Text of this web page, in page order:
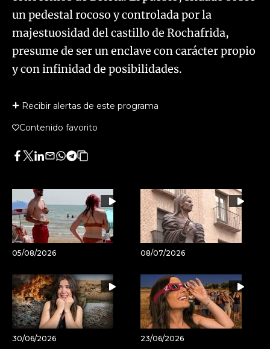
un pedestal rocoso y controlada por la
majestuosidad del castillo de Rochafrida,
presume de ser un enclave con carácter propio
y con infinidad de posibilidades.
Recibir alertas de este programa
Contenido favorito
Facebook
Twitter
LinkedIn
Enviar
Whatsapp
Telegram
Copiar
artículo
05/08/2026 08/07/2026
30/06/2026 23/06/2026